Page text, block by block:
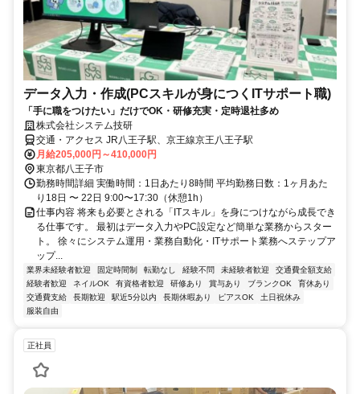
データ入力・作成(PCスキルが身につくITサポート職)
「手に職をつけたい」だけでOK・研修充実・定時退社多め
株式会社システム技研
交通・アクセス JR八王子駅、京王線京王八王子駅
月給205,000円～410,000円
東京都八王子市
勤務時間詳細 実働時間：1日あたり8時間 平均勤務日数：1ヶ月あた
り18日 〜 22日 9:00〜17:30（休憩1h）
仕事内容 将来も必要とされる「ITスキル」を身につけながら成長でき
る仕事です。 最初はデータ入力やPC設定など簡単な業務からスター
ト。 徐々にシステム運用・業務自動化・ITサポート業務へステップア
ップ...
業界未経験者歓迎 固定時間制 転勤なし 経験不問 未経験者歓迎
交通費全額支給
経験者歓迎
ネイルOK 有資格者歓迎 研修あり 賞与あり ブランクOK
育休あり
交通費支給
長期歓迎 駅近5分以内 長期休暇あり ピアスOK
土日祝休み
服装自由
正社員